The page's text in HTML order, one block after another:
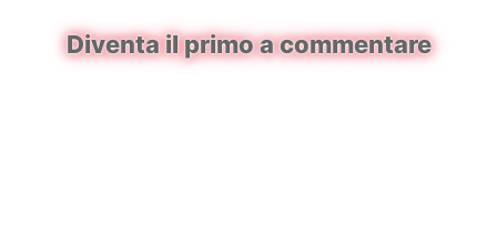
Diventa il primo a commentare